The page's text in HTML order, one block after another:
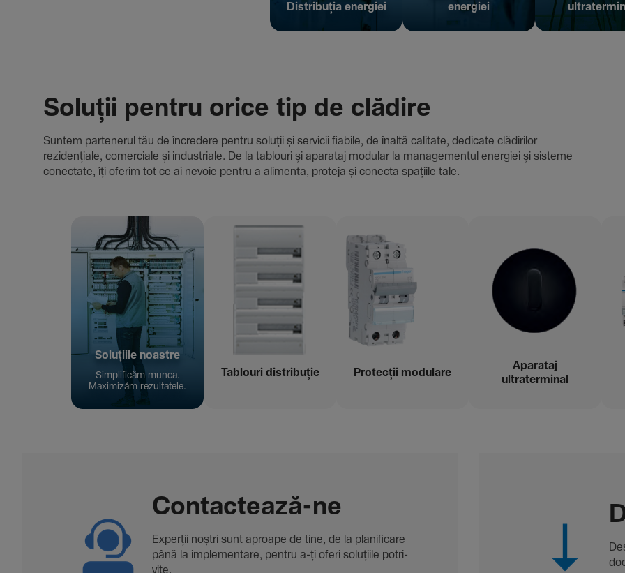
Distribuția energiei
energiei
Soluții pentru orice tip de clădire
Suntem parte­nerul tău de încre­dere pentru soluții și servicii fiabile, de înaltă cali­tate, dedi­cate clădi­rilor
rezi­den­țiale, comer­ciale și indus­triale. De la tablouri și aparataj modular la managementul energiei și sisteme
conec­tate, îți oferim tot ce ai nevoie pentru a alimenta, proteja și conecta spațiile tale.
Solu­țiile noastre
Simpli­ficăm munca.
Maxi­mizăm rezul­ta­tele.
Tablouri distribuție Protecții modu­lare
Aparataj
ultraterminal
Contac­tează-ne
Experții noștri sunt aproape de tine, de la plani­fi­care
până la imple­men­tare, pentru a-ți oferi solu­țiile potri­
vite.